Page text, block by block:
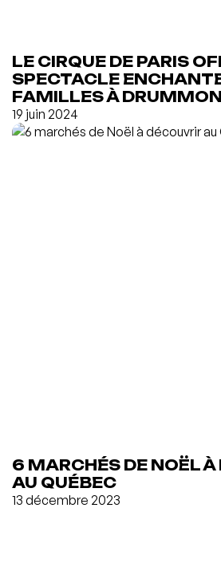
LE CIRQUE DE PARIS
SPECTACLE
FAMILLES À
19 juin 2024
6 MARCHÉS DE NOËL À
AU QUÉBEC
13 décembre 2023